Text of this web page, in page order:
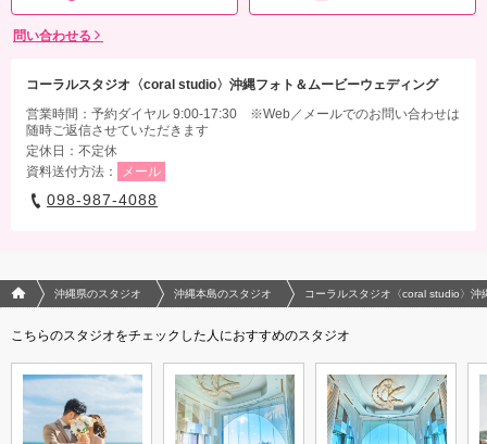
問い合わせる
コーラルスタジオ〈coral studio〉沖縄フォト＆ムービーウェディング
営業時間：予約ダイヤル 9:00-17:30 ※Web／メールでのお問い合わせは
随時ご返信させていただきます
定休日：不定休
資料送付方法：
メール
098-987-4088
フォトウエディング/結婚写真のPhotorait ホーム
沖縄県のスタジオ 沖縄本島のスタジオ コーラルスタジオ〈coral studio〉沖
こちらのスタジオをチェックした人におすすめのスタジオ